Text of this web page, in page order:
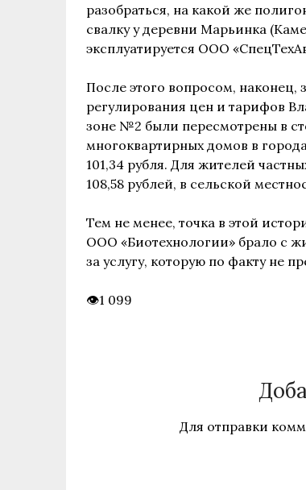
разобраться, на какой же
свалку у деревни Марьинка
эксплуатируется ООО
После этого вопросом, наконец,
регулирования цен и тарифов
зоне №2 были пересмотрены в
многоквартирных домов в
101,34 рубля. Для жителей
108,58 рублей, в сельской
Тем не менее, точка в этой
ООО «Биотехнологии» брало с
за услугу, которую по факту не
1 099
Для отправки